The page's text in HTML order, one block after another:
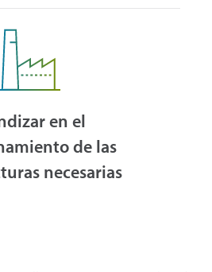
en el
de las
necesarias